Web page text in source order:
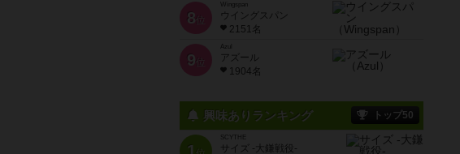
8 位
Wingspan
ウイングスパン
2151名
9 位
Azul
アズール
1904名
興味ありランキング トップ50
SCYTHE
サイズ -大鎌戦役-